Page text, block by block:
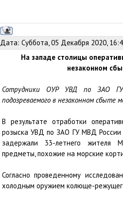
Дата: Суббота, 05 Декабря 2020,
На западе столицы
незаконном
Сотрудники ОУР УВД по ЗАО
подозреваемого в незаконном сбыте
В результате отработки
розыска УВД по ЗАО ГУ МВД России
задержали 33-летнего жителя
предметы, похожие на морские
Согласно проведенному
холодным оружием колюще-